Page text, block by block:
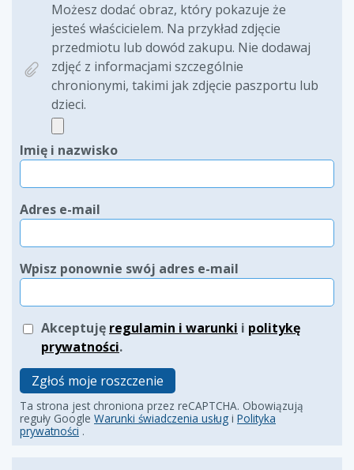
Możesz dodać obraz, który pokazuje że
jesteś właścicielem. Na przykład zdjęcie
przedmiotu lub dowód zakupu. Nie dodawaj
zdjęć z informacjami szczególnie
chronionymi, takimi jak zdjęcie paszportu lub
dzieci.
Imię i nazwisko
Adres e-mail
Wpisz ponownie swój adres e-mail
Akceptuję regulamin i warunki i politykę
prywatności.
Zgłoś moje roszczenie
Ta strona jest chroniona przez reCAPTCHA. Obowiązują
reguły Google Warunki świadczenia usług i Polityka
prywatności.